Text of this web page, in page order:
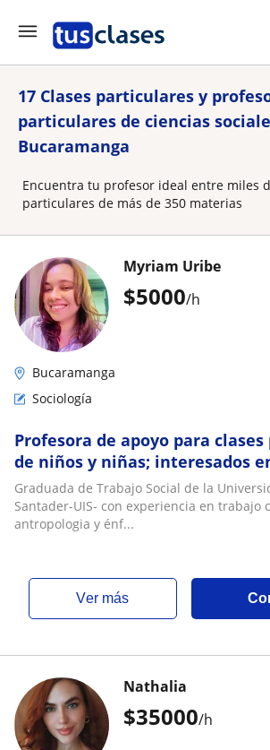
17 Clases particulares y
particulares de ciencias
Bucaramanga
Encuentra tu profesor ideal entre miles
particulares de más de 350 materias
$5000/h
Myriam Uribe
Bucaramanga
Sociología
Profesora de apoyo para
de niños y niñas; interesados
conocimientos de la estructura
Graduada de Trabajo Social de la
Santader-UIS- con experiencia en trabajo
antropologia y énf...
ver más
$35000/h
Nathalia